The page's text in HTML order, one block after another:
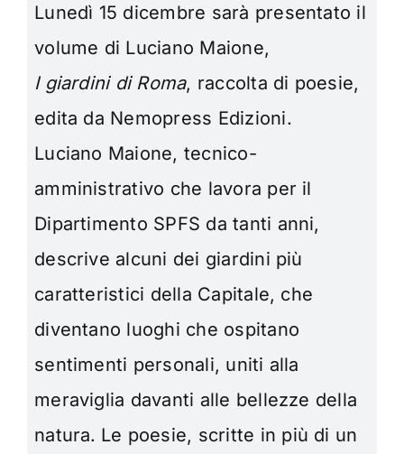
Lunedì 15 dicembre sarà presentato il
volume di Luciano Maione,
I giardini di Roma, raccolta di poesie,
edita da Nemopress Edizioni.
Luciano Maione, tecnico-
amministrativo che lavora per il
Dipartimento SPFS da tanti anni,
descrive alcuni dei giardini più
caratteristici della Capitale, che
diventano luoghi che ospitano
sentimenti personali, uniti alla
meraviglia davanti alle bellezze della
natura. Le poesie, scritte in più di un